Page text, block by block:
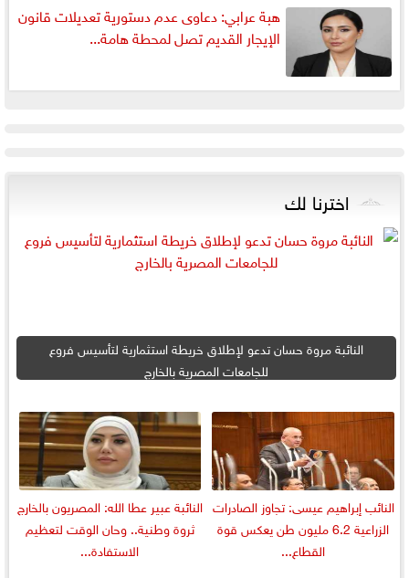
هبة عرابي: دعاوى عدم دستورية تعديلات قانون
الإيجار القديم تصل لمحطة هامة...
اخترنا لك
النائبة مروة حسان تدعو لإطلاق خريطة استثمارية لتأسيس فروع
للجامعات المصرية بالخارج
النائب إبراهيم عيسى: تجاوز الصادرات
الزراعية 6.2 مليون طن يعكس قوة
القطاع...
النائبة عبير عطا الله: المصريون بالخارج
ثروة وطنية.. وحان الوقت لتعظيم
الاستفادة...